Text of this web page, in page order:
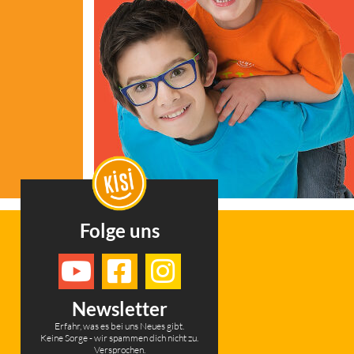
Folge uns
Newsletter
Erfahr, was es bei uns Neues gibt.
Keine Sorge - wir spammen dich nicht zu.
Versprochen.